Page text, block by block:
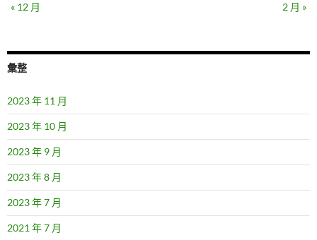
« 12 月
2 月 »
彙整
2023 年 11 月
2023 年 10 月
2023 年 9 月
2023 年 8 月
2023 年 7 月
2021 年 7 月